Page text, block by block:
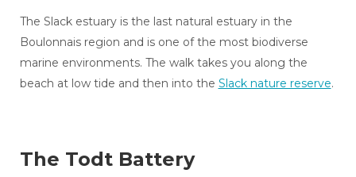
The Slack estuary is the last natural estuary in the
Boulonnais region and is one of the most biodiverse
marine environments. The walk takes you along the
beach at low tide and then into the Slack nature reserve.
The Todt Battery